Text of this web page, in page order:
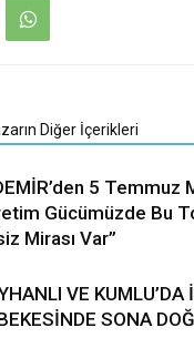
Diğer İçerikleri
5 Temmuz
Gücümüzde Bu
Mirası Var”
VE KUMLU’DA
SONA